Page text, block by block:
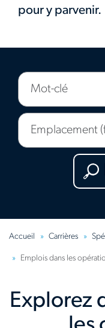
pour y parvenir.
Mot-
clé
Emplacement
(facultatif)
Accueil Carrières
Emplois dans les
Explorez